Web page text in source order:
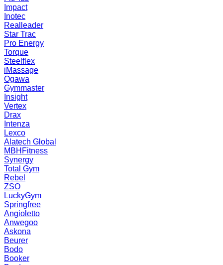
Impact
Inotec
Realleader
Star Trac
Pro Energy
Torque
Steelflex
iMassage
Ogawa
Gymmaster
Insight
Vertex
Drax
Intenza
Lexco
Alatech Global
MBHFitness
Synergy
Total Gym
Rebel
ZSO
LuckyGym
Springfree
Angioletto
Anwegoo
Askona
Beurer
Bodo
Booker